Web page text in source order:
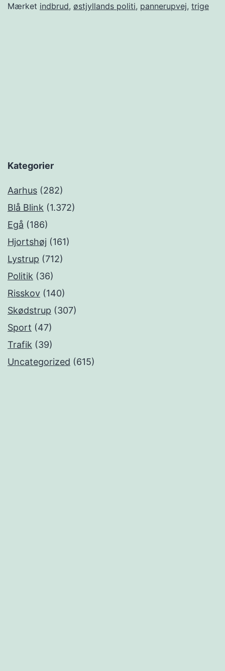
Mærket indbrud, østjyllands politi, pannerupvej, trige
Kategorier
Aarhus (282)
Blå Blink (1.372)
Egå (186)
Hjortshøj (161)
Lystrup (712)
Politik (36)
Risskov (140)
Skødstrup (307)
Sport (47)
Trafik (39)
Uncategorized (615)